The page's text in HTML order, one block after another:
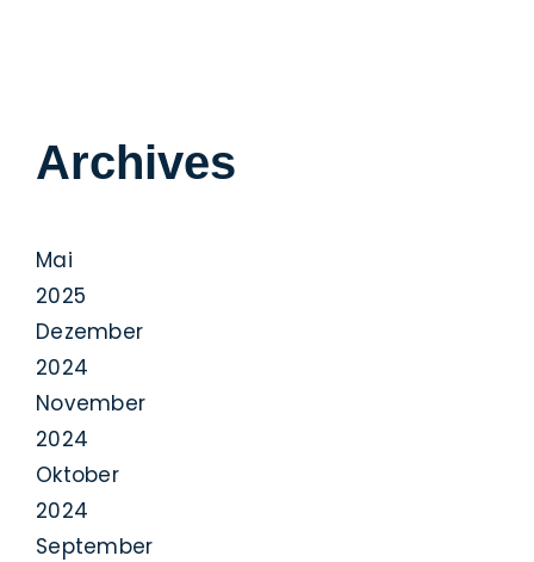
Archives
Mai
2025
Dezember
2024
November
2024
Oktober
2024
September